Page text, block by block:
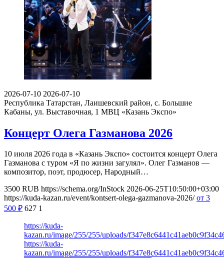
2026-07-10 2026-07-10
Республика Татарстан, Лаишевский район, с. Большие
Кабаны, ул. Выставочная, 1 МВЦ «Казань Экспо»
Концерт Олега Газманова 2026
10 июля 2026 года в «Казань Экспо» состоится концерт Олега
Газманова с туром «Я по жизни загулял». Олег Газманов —
композитор, поэт, продюсер, Народный…
3500 RUB https://schema.org/InStock 2026-06-25T10:50:00+03:00
https://kuda-kazan.ru/event/kontsert-olega-gazmanova-2026/ от 3
500 ₽ 627 1
https://kuda-
kazan.ru/image/255/255/uploads/
https://kuda-
kazan.ru/image/255/255/uploads/